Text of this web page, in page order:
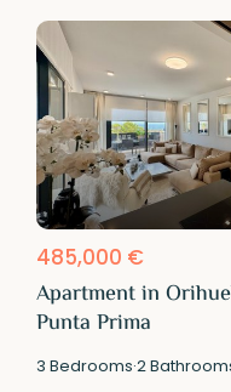
485,000 €
Apartment in
Punta Prima
3 Bedrooms·2